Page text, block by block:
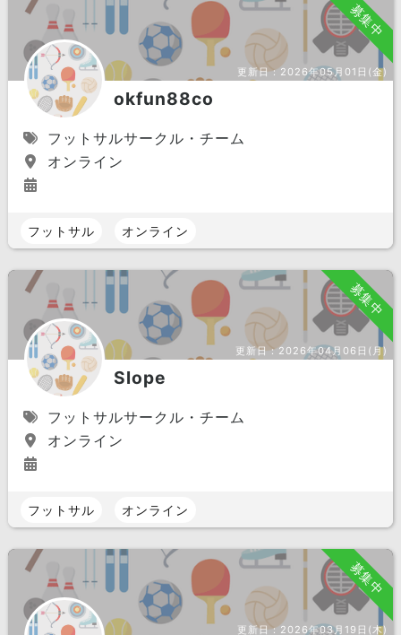
募集中
更新日： 2026年05月01日(金)
okfun88co
フットサルサークル・チーム
オンライン
フットサル オンライン
募集中
更新日：2026年04月06日(月)
Slope
フットサルサークル・チーム
オンライン
フットサル オンライン
募集中
更新日： 2026年03月19日(木)